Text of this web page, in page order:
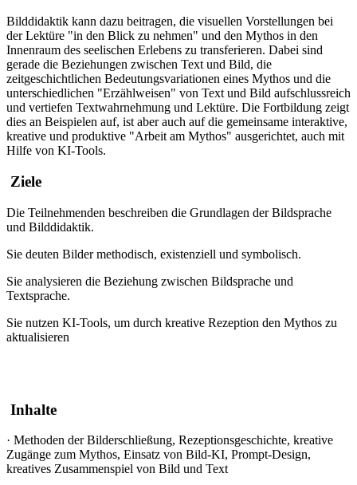
Bilddidaktik kann dazu beitragen, die visuellen Vorstellungen bei
der Lektüre "in den Blick zu nehmen" und den Mythos in den
Innenraum des seelischen Erlebens zu transferieren. Dabei sind
gerade die Beziehungen zwischen Text und Bild, die
zeitgeschichtlichen Bedeutungsvariationen eines Mythos und die
unterschiedlichen "Erzählweisen" von Text und Bild aufschlussreich
und vertiefen Textwahrnehmung und Lektüre. Die Fortbildung zeigt
dies an Beispielen auf, ist aber auch auf die gemeinsame interaktive,
kreative und produktive "Arbeit am Mythos" ausgerichtet, auch mit
Hilfe von KI-Tools.
Ziele
Die Teilnehmenden beschreiben die Grundlagen der Bildsprache
und Bilddidaktik.
Sie deuten Bilder methodisch, existenziell und symbolisch.
Sie analysieren die Beziehung zwischen Bildsprache und
Textsprache.
Sie nutzen KI-Tools, um durch kreative Rezeption den Mythos zu
aktualisieren
Inhalte
· Methoden der Bilderschließung, Rezeptionsgeschichte, kreative
Zugänge zum Mythos, Einsatz von Bild-KI, Prompt-Design,
kreatives Zusammenspiel von Bild und Text